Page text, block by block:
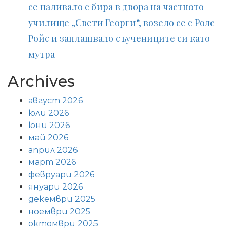
се наливало с бира в двора на частното
училище „Свети Георги“, возело се с Ролс
Ройс и заплашвало съучениците си като
мутра
Archives
август 2026
юли 2026
юни 2026
май 2026
април 2026
март 2026
февруари 2026
януари 2026
декември 2025
ноември 2025
октомври 2025